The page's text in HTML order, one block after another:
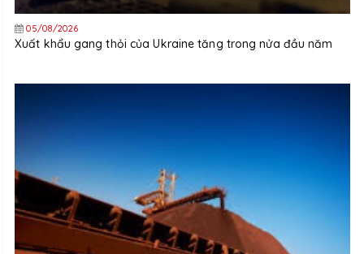
05/08/2026
Xuất khẩu gang thỏi của Ukraine tăng trong nửa đầu năm